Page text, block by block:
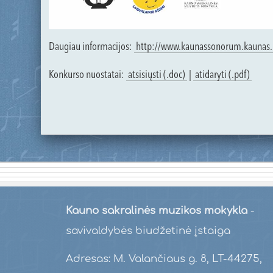
Daugiau informacijos: http://
Konkurso nuostatai: atsisiųsti (.doc) atidaryti (.pdf)
Kauno sakralinės muzikos mokykla-
savivaldybės biudžetinė įstaiga
Adresas: M. Valančiaus g. 8, LT-44275,